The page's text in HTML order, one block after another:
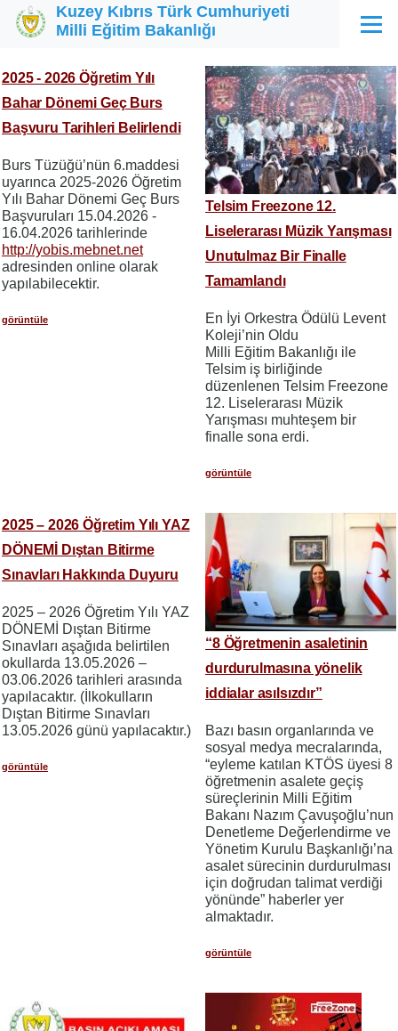
Ana içeriğe atla
Kuzey Kıbrıs Türk Cumhuriyeti
Milli Eğitim Bakanlığı
Menü
2025 - 2026 Öğretim Yılı
Bahar Dönemi Geç Burs
Başvuru Tarihleri Belirlendi
Burs Tüzüğü’nün 6.maddesi
uyarınca 2025-2026 Öğretim
Yılı Bahar Dönemi Geç Burs
Başvuruları 15.04.2026 -
16.04.2026 tarihlerinde
http://yobis.mebnet.net
adresinden online olarak
yapılabilecektir.
görüntüle
Telsim Freezone 12.
Liselerarası Müzik Yarışması
Unutulmaz Bir Finalle
Tamamlandı
En İyi Orkestra Ödülü Levent
Koleji’nin Oldu
Milli Eğitim Bakanlığı ile
Telsim iş birliğinde
düzenlenen Telsim Freezone
12. Liselerarası Müzik
Yarışması muhteşem bir
finalle sona erdi.
görüntüle
2025 – 2026 Öğretim Yılı YAZ
DÖNEMİ Dıştan Bitirme
Sınavları Hakkında Duyuru
2025 – 2026 Öğretim Yılı YAZ
DÖNEMİ Dıştan Bitirme
Sınavları aşağıda belirtilen
okullarda 13.05.2026 –
03.06.2026 tarihleri arasında
yapılacaktır. (İlkokulların
Dıştan Bitirme Sınavları
13.05.2026 günü yapılacaktır.)
görüntüle
“8 Öğretmenin asaletinin
durdurulmasına yönelik
iddialar asılsızdır”
Bazı basın organlarında ve
sosyal medya mecralarında,
“eyleme katılan KTÖS üyesi 8
öğretmenin asalete geçiş
süreçlerinin Milli Eğitim
Bakanı Nazım Çavuşoğlu’nun
Denetleme Değerlendirme ve
Yönetim Kurulu Başkanlığı’na
asalet sürecinin durdurulması
için doğrudan talimat verdiği
yönünde” haberler yer
almaktadır.
görüntüle